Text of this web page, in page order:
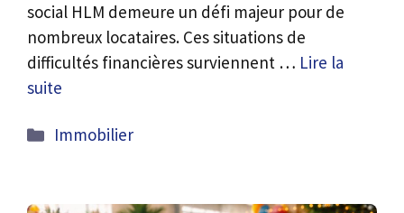
social HLM demeure un défi majeur pour de
nombreux locataires. Ces situations de
difficultés financières surviennent … Lire la
suite
Catégories
Immobilier